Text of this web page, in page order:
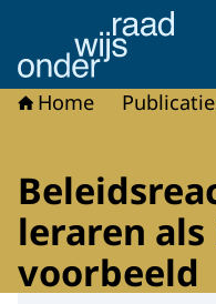
Naar de homepage
Home
leraren
voorbeeld